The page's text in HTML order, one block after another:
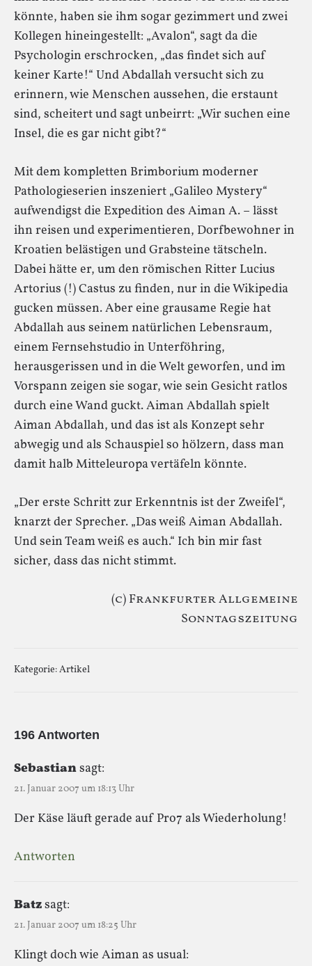
könnte, haben sie ihm sogar gezimmert und zwei
Kollegen hineingestellt: „Avalon“, sagt da die
Psychologin erschrocken, „das findet sich auf
keiner Karte!“ Und Abdallah versucht sich zu
erinnern, wie Menschen aussehen, die erstaunt
sind, scheitert und sagt unbeirrt: „Wir suchen eine
Insel, die es gar nicht gibt?“
Mit dem kompletten Brimborium moderner
Pathologieserien inszeniert „Galileo Mystery“
aufwendigst die Expedition des Aiman A. – lässt
ihn reisen und experimentieren, Dorfbewohner in
Kroatien belästigen und Grabsteine tätscheln.
Dabei hätte er, um den römischen Ritter Lucius
Artorius (!) Castus zu finden, nur in die Wikipedia
gucken müssen. Aber eine grausame Regie hat
Abdallah aus seinem natürlichen Lebensraum,
einem Fernsehstudio in Unterföhring,
herausgerissen und in die Welt geworfen, und im
Vorspann zeigen sie sogar, wie sein Gesicht ratlos
durch eine Wand guckt. Aiman Abdallah spielt
Aiman Abdallah, und das ist als Konzept sehr
abwegig und als Schauspiel so hölzern, dass man
damit halb Mitteleuropa vertäfeln könnte.
„Der erste Schritt zur Erkenntnis ist der Zweifel“,
knarzt der Sprecher. „Das weiß Aiman Abdallah.
Und sein Team weiß es auch.“ Ich bin mir fast
sicher, dass das nicht stimmt.
(c) Frankfurter Allgemeine
Sonntagszeitung
Kategorie:Artikel
196 Antworten
Sebastiansagt:
21. Januar 2007 um 18:13 Uhr
Der Käse läuft gerade auf Pro7 als Wiederholung!
Antworten
Batzsagt:
21. Januar 2007 um 18:25 Uhr
Klingt doch wie Aiman as usual: